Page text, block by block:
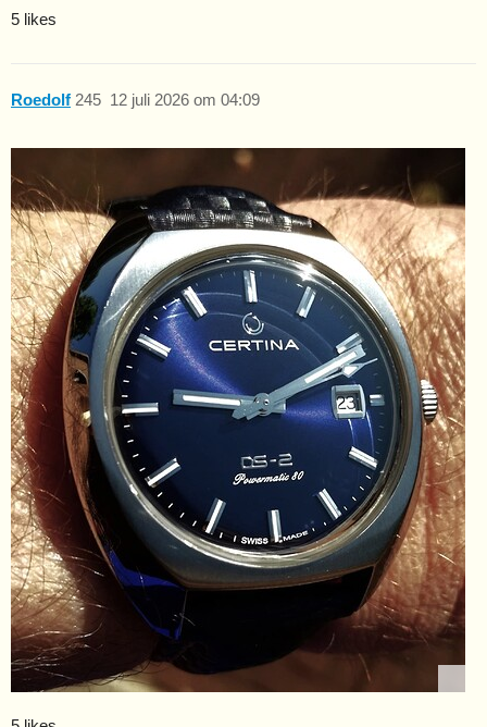
5 likes
Roedolf 12 juli 2026 om 04:09
245